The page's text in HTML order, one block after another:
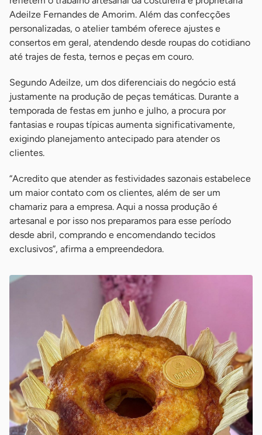
Adeilze Fernandes de Amorim. Além das confecções
personalizadas, o atelier também oferece ajustes e
consertos em geral, atendendo desde roupas do cotidiano
até trajes de festa, ternos e peças em couro.
Segundo Adeilze, um dos diferenciais do negócio está
justamente na produção de peças temáticas. Durante a
temporada de festas em junho e julho, a procura por
fantasias e roupas típicas aumenta significativamente,
exigindo planejamento antecipado para atender os
clientes.
“Acredito que atender as festividades sazonais estabelece
um maior contato com os clientes, além de ser um
chamariz para a empresa. Aqui a nossa produção é
artesanal e por isso nos preparamos para esse período
desde abril, comprando e encomendando tecidos
exclusivos”, afirma a empreendedora.